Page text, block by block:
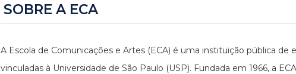
SOBRE A ECA
A Escola de Comunicações e Artes (ECA) é uma instituição pública de
vinculadas à Universidade de São Paulo (USP). Fundada em 1966, a